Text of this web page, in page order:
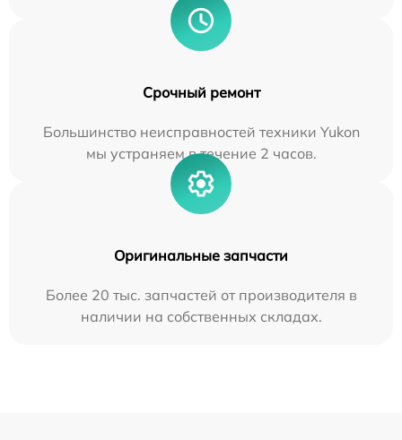
Срочный ремонт
Большинство неисправностей техники Yukon
мы устраняем в течение 2 часов.
Оригинальные запчасти
Более 20 тыс. запчастей от производителя в
наличии на собственных складах.